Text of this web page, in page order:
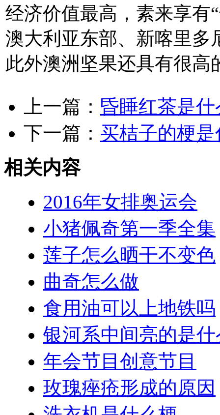
经济价值最高，素来享有
澳大利亚东部、新喀里多
此外澳洲坚果还具有很
上一篇： 昏睡红茶是
下一篇： 买桔子的梗
相关内容
2016年女排奥运会
小猪佩奇第一季全集
莲子怎么晒干不变色
曲奇怎么做
食用油可以上地铁吗
银河系中间亮的是什
年会节目创意节目
玫瑰痤疮形成的原因